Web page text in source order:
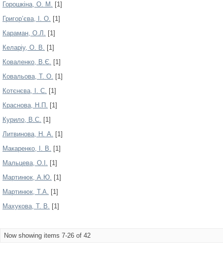
Горошкіна, О. М. [1]
Григор’єва, І. О. [1]
Караман, О.Л. [1]
Келаріу, О. В. [1]
Коваленко, В.Є. [1]
Ковальова, Т. О. [1]
Котєнєва, І. С. [1]
Краснова, Н.П. [1]
Курило, В.С. [1]
Литвинова, Н. А. [1]
Макаренко, І. В. [1]
Мальцева, О.І. [1]
Мартинюк, А.Ю. [1]
Мартинюк, Т.А. [1]
Махукова, Т. В. [1]
Now showing items 7-26 of 42